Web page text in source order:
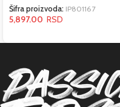
Šifra proizvoda: IP801167
5,897.00